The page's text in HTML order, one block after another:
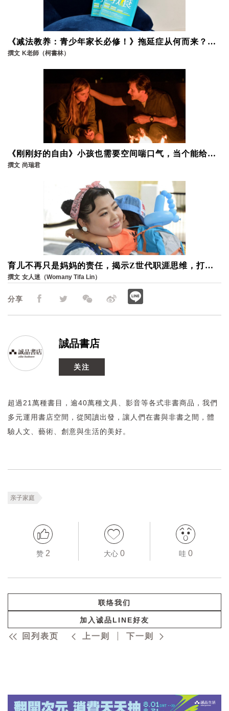
分享
誠品書店
关注
超過21萬種書目，逾40萬種文具、影音等各式非書商品，我們
多元運用書店空間，從閱讀出發，讓人們在書與非書之間，體
驗人文、藝術、創意與生活的美好。
亲子家庭
赞 2 大心 0 哇 0
《减法教养：青少年家长必修！》拖延症从何而来？和
孩子一起面对建立良好的沟通环境
撰文 K老師（柯書林）
《刚刚好的自由》小孩也需要空间喘口气，当个能给孩
子安定力量的家长
撰文 尚瑞君
育儿不再只是妈妈的责任，揭示Z世代职涯思维，打造
婚後安心重返职场的环境
撰文 女人迷（Womany Tifa Lin）
联络我们
加入诚品LINE好友
回列表页 上一则 下一则